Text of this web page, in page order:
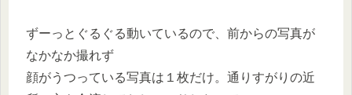
ずーっとぐるぐる動いているので、前からの写真が
なかなか撮れず
顔がうつっている写真は１枚だけ。通りすがりの近